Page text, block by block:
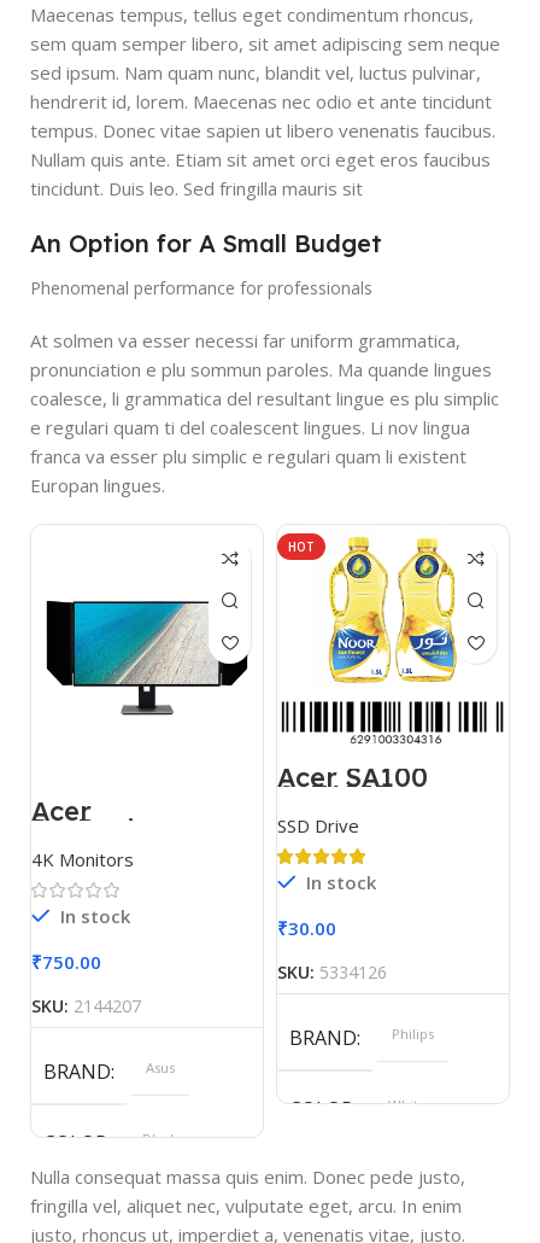
Maecenas tempus, tellus eget condimentum rhoncus,
sem quam semper libero, sit amet adipiscing sem neque
sed ipsum. Nam quam nunc, blandit vel, luctus pulvinar,
hendrerit id, lorem. Maecenas nec odio et ante tincidunt
tempus. Donec vitae sapien ut libero venenatis faucibus.
Nullam quis ante. Etiam sit amet orci eget eros faucibus
tincidunt. Duis leo. Sed fringilla mauris sit
Acer
ProDesigner
PE320QK
4K Monitors
In stock
₹750.00
SKU: 2144207
BRAND Asus
COLOR Black
HOT
Acer SA100
SATAIII
SSD Drive
In stock
₹30.00
SKU: 5334126
BRAND Philips
COLOR White
SIZE 360x208x425 mm
An Option for A Small Budget
Phenomenal performance for professionals
At solmen va esser necessi far uniform grammatica,
pronunciation e plu sommun paroles. Ma quande lingues
coalesce, li grammatica del resultant lingue es plu simplic
e regulari quam ti del coalescent lingues. Li nov lingua
franca va esser plu simplic e regulari quam li existent
Europan lingues.
Nulla consequat massa quis enim. Donec pede justo,
fringilla vel, aliquet nec, vulputate eget, arcu. In enim
justo, rhoncus ut, imperdiet a, venenatis vitae, justo.